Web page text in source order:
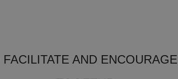
FACILITATE AND